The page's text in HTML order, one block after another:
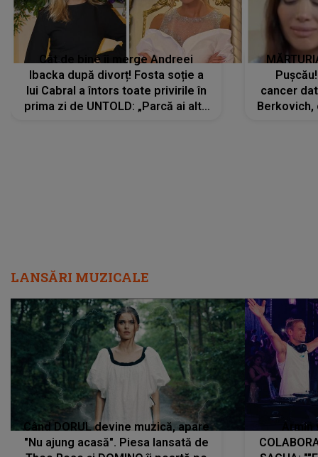
Cât de bine îi merge Andreei
Ibacka după divorț! Fosta soție a
lui Cabral a întors toate privirile în
prima zi de UNTOLD: „Parcă ai altă
cancer
Berkovich,
LANSĂRI MUZICALE
Când DORUL devine muzică, apare
"Nu ajung acasă". Piesa lansată de